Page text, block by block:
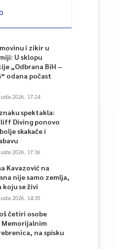
i zikir u
U sklopu
„Odbrana BiH –
odana počast
2026, 17:24
spektakla:
Diving ponovo
skakače i
2026, 17:16
Kavazović na
nije samo zemlja,
koju se živi
2026, 14:35
četiri osobe
Memorijalnim
na spisku